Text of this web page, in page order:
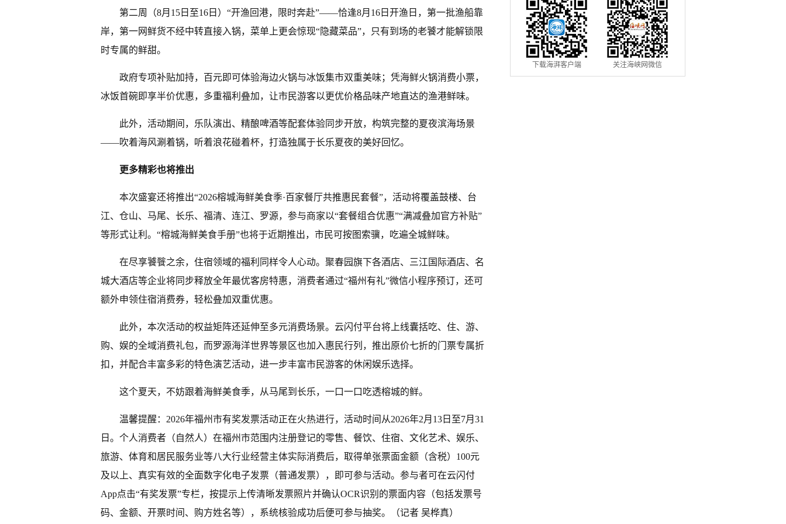
第二周（8月15日至16日）“开渔回港，限时奔赴”——恰逢8月16日开渔日，第一批渔船靠
岸，第一网鲜货不经中转直接入锅，菜单上更会惊现“隐藏菜品”，只有到场的老饕才能解锁限
时专属的鲜甜。
政府专项补贴加持，百元即可体验海边火锅与冰饭集市双重美味；凭海鲜火锅消费小票，
冰饭首碗即享半价优惠，多重福利叠加，让市民游客以更优价格品味产地直达的渔港鲜味。
此外，活动期间，乐队演出、精酿啤酒等配套体验同步开放，构筑完整的夏夜滨海场景
——吹着海风涮着锅，听着浪花碰着杯，打造独属于长乐夏夜的美好回忆。
更多精彩也将推出
本次盛宴还将推出“2026榕城海鲜美食季·百家餐厅共推惠民套餐”，活动将覆盖鼓楼、台
江、仓山、马尾、长乐、福清、连江、罗源，参与商家以“套餐组合优惠”“满减叠加官方补贴”
等形式让利。“榕城海鲜美食手册”也将于近期推出，市民可按图索骥，吃遍全城鲜味。
在尽享饕餮之余，住宿领域的福利同样令人心动。聚春园旗下各酒店、三江国际酒店、名
城大酒店等企业将同步释放全年最优客房特惠，消费者通过“福州有礼”微信小程序预订，还可
额外申领住宿消费券，轻松叠加双重优惠。
此外，本次活动的权益矩阵还延伸至多元消费场景。云闪付平台将上线囊括吃、住、游、
购、娱的全域消费礼包，而罗源海洋世界等景区也加入惠民行列，推出原价七折的门票专属折
扣，并配合丰富多彩的特色演艺活动，进一步丰富市民游客的休闲娱乐选择。
这个夏天，不妨跟着海鲜美食季，从马尾到长乐，一口一口吃透榕城的鲜。
温馨提醒：2026年福州市有奖发票活动正在火热进行，活动时间从2026年2月13日至7月31
日。个人消费者（自然人）在福州市范围内注册登记的零售、餐饮、住宿、文化艺术、娱乐、
旅游、体育和居民服务业等八大行业经营主体实际消费后，取得单张票面金额（含税）100元
及以上、真实有效的全面数字化电子发票（普通发票），即可参与活动。参与者可在云闪付
App点击“有奖发票”专栏，按提示上传清晰发票照片并确认OCR识别的票面内容（包括发票号
码、金额、开票时间、购方姓名等），系统核验成功后便可参与抽奖。（记者 吴桦真）
下载海湃客户端 关注海峡网微信